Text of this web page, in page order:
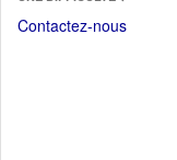
nouvelle
Contactez-nous